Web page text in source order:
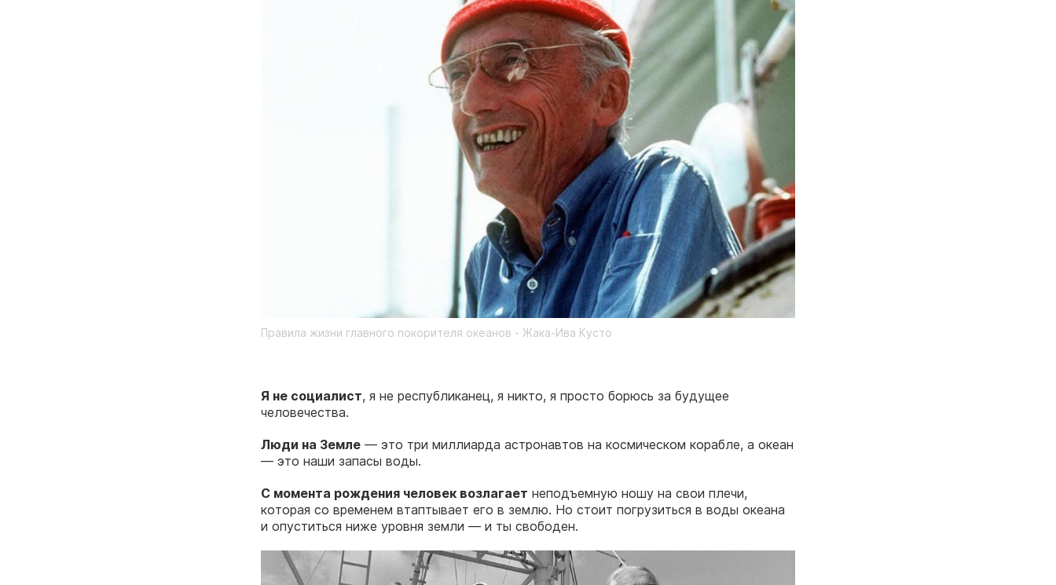
Правила жизни главного покорителя океанов - Жака-Ива Кусто
Я не социалист, я не республиканец, я никто, я просто борюсь за будущее
человечества.
Люди на Земле — это три миллиарда астронавтов на космическом корабле, а океан
— это наши запасы воды.
С момента рождения человек возлагает неподъемную ношу на свои плечи,
которая со временем втаптывает его в землю. Но стоит погрузиться в воды океана
и опуститься ниже уровня земли — и ты свободен.